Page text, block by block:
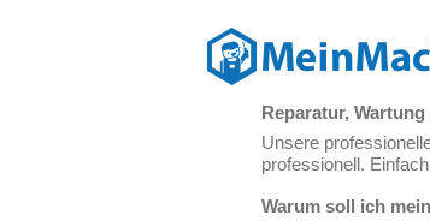
Reparatur,
Unsere
professionell.
Warum soll ich